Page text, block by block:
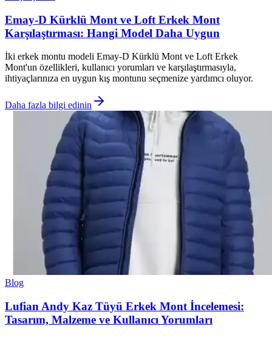
Emay-D Kürklü Mont ve Loft Erkek Mont
Karşılaştırması: Hangi Model Daha Uygun
İki erkek montu modeli Emay-D Kürklü Mont ve Loft Erkek
Mont'un özellikleri, kullanıcı yorumları ve karşılaştırmasıyla,
ihtiyaçlarınıza en uygun kış montunu seçmenize yardımcı oluyor.
Daha fazla bilgi edinin
Blog
Lufian Andy Kaz Tüyü Erkek Mont İncelemesi:
Tasarım, Malzeme ve Kullanıcı Yorumları